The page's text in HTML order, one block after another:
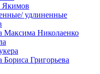
Якимов
удлиненные
Максима Николаенко
Бориса Григорьева